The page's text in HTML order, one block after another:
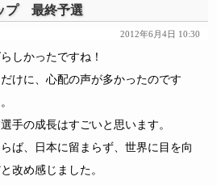
プ 最終予選
2012年6月4日 10:30
しかったですね！
けに、心配の声が多かったのです
手の成長はすごいと思います。
ば、日本に留まらず、世界に目を向
改め感じました。